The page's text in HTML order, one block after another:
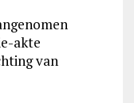
akte
van